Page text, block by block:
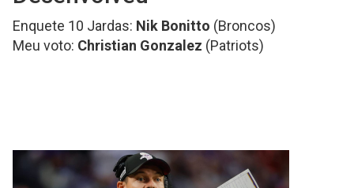
Enquete 10 Jardas: Nik Bonitto (Broncos)
Meu voto: Christian Gonzalez (Patriots)